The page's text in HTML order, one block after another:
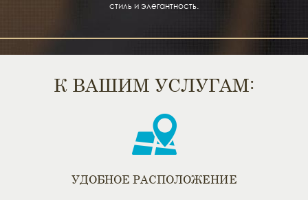
стиль и элегантность.
К ВАШИМ УСЛУГАМ:
УДОБНОЕ РАСПОЛОЖЕНИЕ